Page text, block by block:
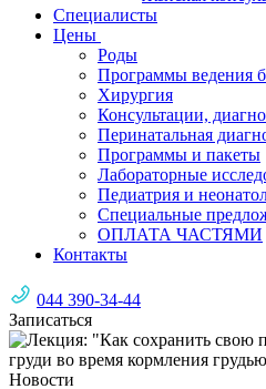
Специалисты
Цены
Роды
Программы ведения
Хирургия
Консультации,
Перинатальная
Программы и пакеты
Лабораторные
Педиатрия и
Специальные
ОПЛАТА ЧАСТЯМИ
Контакты
044 390-34-44
Записаться